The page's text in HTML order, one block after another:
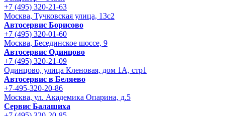
+7 (495) 320-21-63
Москва, Тучковская улица, 13с2
Автосервис Борисово
+7 (495) 320-01-60
Москва, Бесединское шоссе, 9
Автосервис Одинцово
+7 (495) 320-21-09
Одинцово, улица Кленовая, дом 1А, стр1
Автосервис в Беляево
+7-495-320-20-86
Москва, ул. Академика Опарина, д.5
Сервис Балашиха